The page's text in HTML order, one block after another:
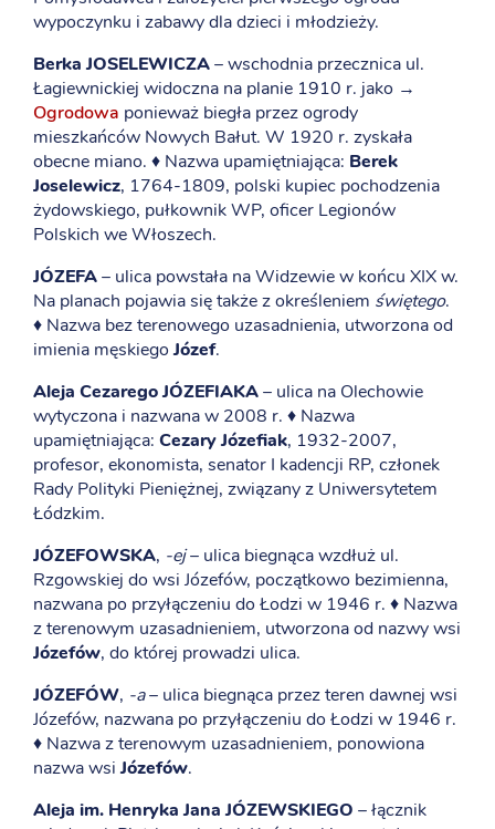
wypoczynku i zabawy dla dzieci i młodzieży.
Berka JOSELEWICZA– wschodnia przecznica ul.
Łagiewnickiej widoczna na planie 1910 r. jako →
Ogrodowa ponieważ biegła przez ogrody
mieszkańców Nowych Bałut. W 1920 r. zyskała
obecne miano. ♦ Nazwa upamiętniająca: Berek
Joselewicz, 1764-1809, polski kupiec pochodzenia
żydowskiego, pułkownik WP, oficer Legionów
Polskich we Włoszech.
JÓZEFA– ulica powstała na Widzewie w końcu XIX w.
Na planach pojawia się także z określeniem świętego.
♦ Nazwa bez terenowego uzasadnienia, utworzona od
imienia męskiegoJózef.
Aleja Cezarego JÓZEFIAKA– ulica na Olechowie
wytyczona i nazwana w 2008 r. ♦ Nazwa
upamiętniająca: Cezary Józefiak, 1932-2007,
profesor, ekonomista, senator I kadencji RP, członek
Rady Polityki Pieniężnej, związany z Uniwersytetem
Łódzkim.
JÓZEFOWSKA, -ej– ulica biegnąca wzdłuż ul.
Rzgowskiej do wsi Józefów, początkowo bezimienna,
nazwana po przyłączeniu do Łodzi w 1946 r. ♦ Nazwa
z terenowym uzasadnieniem, utworzona od nazwy wsi
Józefów, do której prowadzi ulica.
JÓZEFÓW, -a– ulica biegnąca przez teren dawnej wsi
Józefów, nazwana po przyłączeniu do Łodzi w 1946 r.
♦ Nazwa z terenowym uzasadnieniem, ponowiona
nazwa wsiJózefów.
Aleja im. Henryka Jana JÓZEWSKIEGO – łącznik